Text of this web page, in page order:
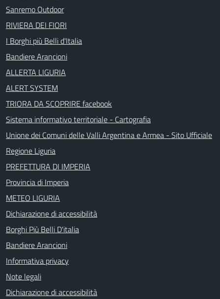
Sanremo Outdoor
RIVIERA DEI FIORI
I Borghi più Belli d'Italia
Bandiere Arancioni
ALLERTA LIGURIA
ALERT SYSTEM
TRIORA DA SCOPRIRE facebook
Sistema informativo territoriale - Cartografia
Unione dei Comuni delle Valli Argentina e Armea - Sito Ufficiale
Regione Liguria
PREFETTURA DI IMPERIA
Provincia di Imperia
METEO LIGURIA
Dichiarazione di accessibilità
Borghi Più Belli D'italia
Bandiere Arancioni
Informativa privacy
Note legali
Dichiarazione di accessibilità